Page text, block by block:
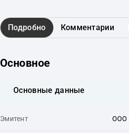
Подробно Комментарии
Основное
Основные данные
Эмитент ООО